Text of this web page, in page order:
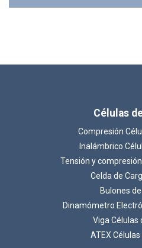
Cargando...
Células
Compresión
Inalámbrico
Tensión y
Celda de
Bulones
Dinamómetro
Viga Células
ATEX